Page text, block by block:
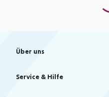
Über uns
Bestpreisgarantie
Service & Hilfe